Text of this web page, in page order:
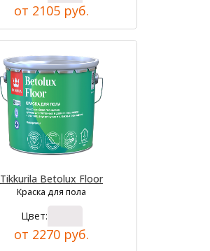
от 2105 руб.
Tikkurila Betolux Floor
Краска для пола
Цвет:
от 2270 руб.